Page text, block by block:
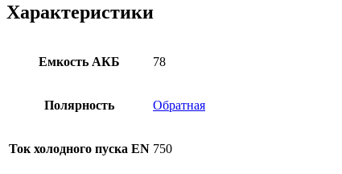
Характеристики
Емкость АКБ 78
Полярность Обратная
Ток холодного пуска EN 750